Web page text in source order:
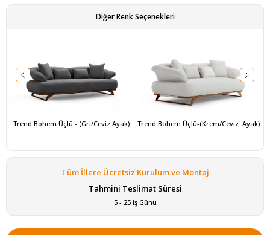
Diğer Renk Seçenekleri
Trend Bohem Üçlü - (Gri/Ceviz Ayak) Trend Bohem Üçlü-(Krem/Ceviz  Ayak)
Tüm İllere Ücretsiz Kurulum ve Montaj
Tahmini Teslimat Süresi
5 - 25 İş Günü